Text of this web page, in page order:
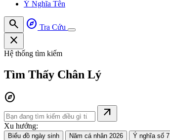
Ý Nghĩa Tên
search explore Tra Cứu
close
Hệ thống tìm kiếm
Tìm Thấy Chân Lý
explore
arrow_outward
Xu hướng:
Biểu đồ ngày sinh Năm cá nhân 2026 Ý nghĩa số 7